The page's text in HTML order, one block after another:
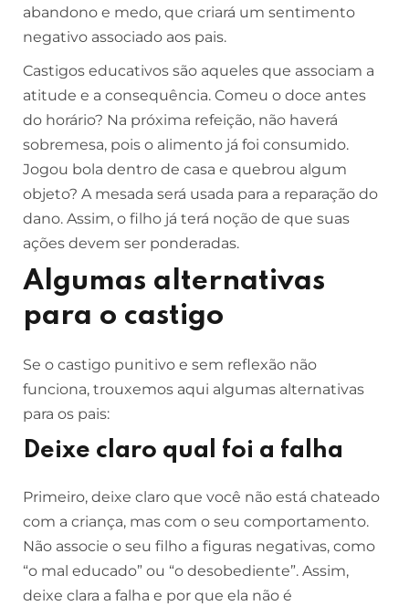
abandono e medo, que criará um sentimento
negativo associado aos pais.
Castigos educativos são aqueles que associam a
atitude e a consequência. Comeu o doce antes
do horário? Na próxima refeição, não haverá
sobremesa, pois o alimento já foi consumido.
Jogou bola dentro de casa e quebrou algum
objeto? A mesada será usada para a reparação do
dano. Assim, o filho já terá noção de que suas
ações devem ser ponderadas.
Algumas alternativas
para o castigo
Se o castigo punitivo e sem reflexão não
funciona, trouxemos aqui algumas alternativas
para os pais:
Deixe claro qual foi a falha
Primeiro, deixe claro que você não está chateado
com a criança, mas com o seu comportamento.
Não associe o seu filho a figuras negativas, como
“o mal educado” ou “o desobediente”. Assim,
deixe clara a falha e por que ela não é